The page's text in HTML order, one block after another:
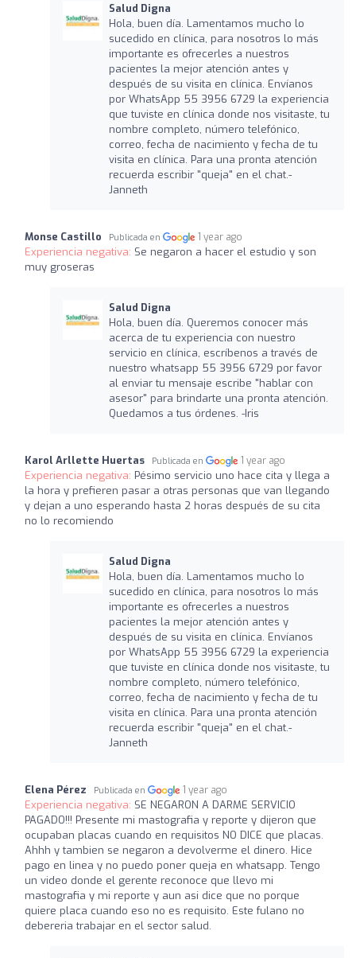
Salud Digna
Hola, buen día. Lamentamos mucho lo
sucedido en clínica, para nosotros lo más
importante es ofrecerles a nuestros
pacientes la mejor atención antes y
después de su visita en clínica. Envíanos
por WhatsApp 55 3956 6729 la experiencia
que tuviste en clínica donde nos visitaste, tu
nombre completo, número telefónico,
correo, fecha de nacimiento y fecha de tu
visita en clínica. Para una pronta atención
recuerda escribir "queja" en el chat.-
Janneth
Monse Castillo Publicada en 1 year ago
Experiencia negativa: Se negaron a hacer el estudio y son
muy groseras
Salud Digna
Hola, buen día. Queremos conocer más
acerca de tu experiencia con nuestro
servicio en clínica, escríbenos a través de
nuestro whatsapp 55 3956 6729 por favor
al enviar tu mensaje escribe "hablar con
asesor" para brindarte una pronta atención.
Quedamos a tus órdenes. -Iris
Karol Arllette Huertas Publicada en 1 year ago
Experiencia negativa: Pésimo servicio uno hace cita y llega a
la hora y prefieren pasar a otras personas que van llegando
y dejan a uno esperando hasta 2 horas después de su cita
no lo recomiendo
Salud Digna
Hola, buen día. Lamentamos mucho lo
sucedido en clínica, para nosotros lo más
importante es ofrecerles a nuestros
pacientes la mejor atención antes y
después de su visita en clínica. Envíanos
por WhatsApp 55 3956 6729 la experiencia
que tuviste en clínica donde nos visitaste, tu
nombre completo, número telefónico,
correo, fecha de nacimiento y fecha de tu
visita en clínica. Para una pronta atención
recuerda escribir "queja" en el chat.-
Janneth
Elena Pérez Publicada en 1 year ago
Experiencia negativa: SE NEGARON A DARME SERVICIO
PAGADO!!! Presente mi mastografia y reporte y dijeron que
ocupaban placas cuando en requisitos NO DICE que placas.
Ahhh y tambien se negaron a devolverme el dinero. Hice
pago en linea y no puedo poner queja en whatsapp. Tengo
un video donde el gerente reconoce que llevo mi
mastografia y mi reporte y aun asi dice que no porque
quiere placa cuando eso no es requisito. Este fulano no
debereria trabajar en el sector salud.